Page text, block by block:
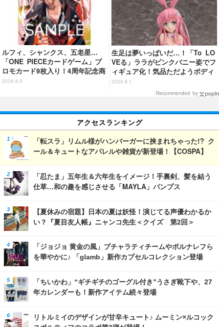
ルフィ、シャンクス、五老星…
「ONE PIECEカードゲーム」プ
ロモカード9枚入り！4周年記念商
品が抽選販売【9月2日23時まで】
2026.8.9
生足は夢いっぱいだ…！「To LO
VEる」ララがピンクバニー姿でフ
ィギュア化！気品ただようボディ
に注目
2026.8.1
Recommended by
アクセスランキング
「転スラ」リムル様がハンバーガーに挟まれちゃった!? ク
ール＆キュートなアパレルや雑貨が新登場！【COSPA】
「忍たま」五年生＆六年生をイメージ！手裏剣、髪を結う
仕草…和の趣を感じさせる「MAYLA」パンプス
【夏休みの宿題】日本の夏は妖怪！演じてる声優わかるか
い？『夏目友人帳』ニャンコ先生＜クイズ 第2回＞
「ジョジョ 黄金の風」ブチャラティチームやポルナレフら
を華やかに♪ 「glamb」新作カプセルコレクション登場
「ちいかわ」“ギチギチのゴーグル付き”うさぎ靴下や、27
年カレンダーも！新作アイテム続々登場
リトルミイのデザインが甘辛キュート♪ ムーミン×ルコック